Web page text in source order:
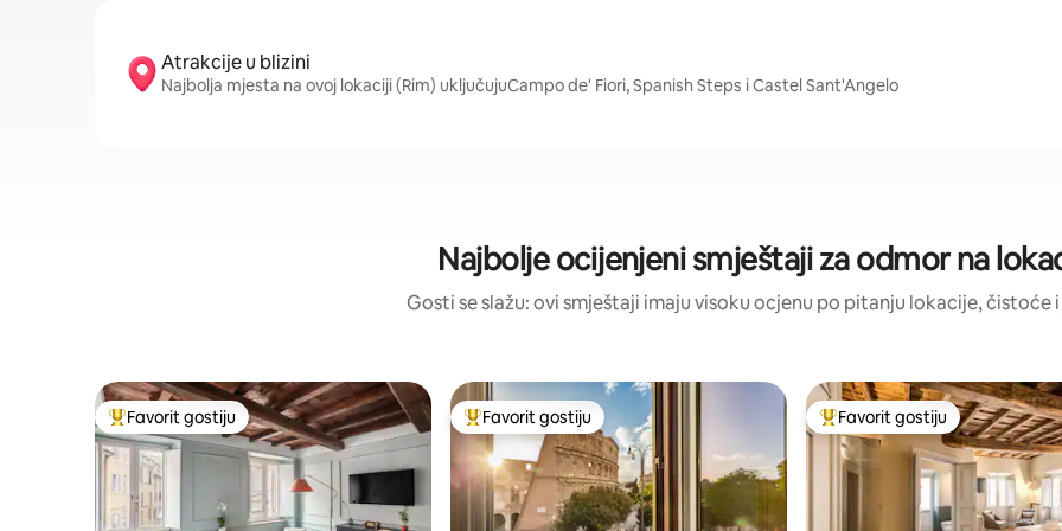
Atrakcije u blizini
Najbolja mjesta na ovoj lokaciji (Rim) uključujuCampo de' Fiori, Spanish Steps i Castel Sant'Angelo
Najbolje ocijenjeni smještaji za odmor na
Gosti se slažu: ovi smještaji imaju visoku ocjenu po pitanju lokacije, čistoće
Glavni favorit gostiju
Favorit gostiju Glavni favorit gostiju
Favorit gostiju Glavni favorit gostiju
Favorit gostiju